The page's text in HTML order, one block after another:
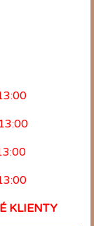
KLIENTY